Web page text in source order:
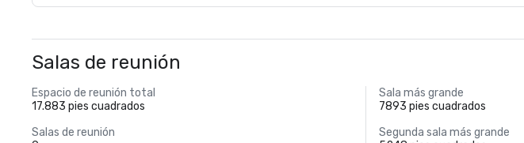
Salas de reunión
Espacio de reunión total
17.883 pies cuadrados
Sala más grande
7893 pies cuadrados
Salas de reunión
Segunda sala más grande